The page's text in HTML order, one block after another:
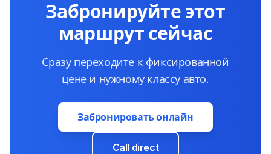
Забронируйте этот
маршрут сейчас
Сразу переходите к фиксированной
цене и нужному классу авто.
Забронировать онлайн
Call direct